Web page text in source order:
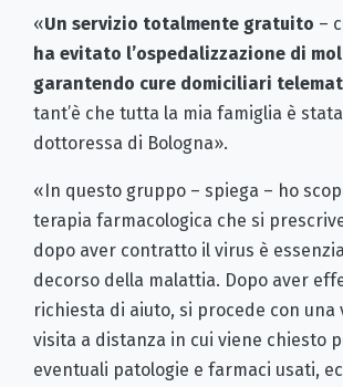
«Un servizio totalmente gratuito –
ha evitato l’ospedalizzazione di
garantendo cure domiciliari
tant’è che tutta la mia famiglia è
dottoressa di Bologna».
«In questo gruppo – spiega – ho
terapia farmacologica che si
dopo aver contratto il virus è
decorso della malattia. Dopo aver
richiesta di aiuto, si procede con una
visita a distanza in cui viene chiesto
eventuali patologie e farmaci usati,